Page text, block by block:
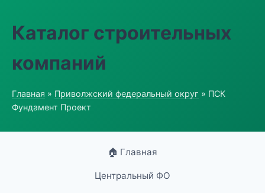
Каталог строительных
компаний
Главная » Приволжский федеральный округ » ПСК
Фундамент Проект
🏠 Главная
Центральный ФО